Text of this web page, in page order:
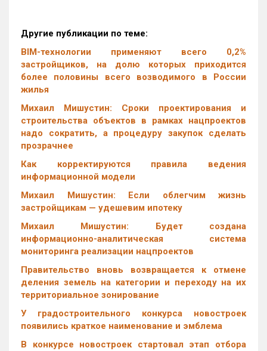
Другие публикации по теме:
BIM-технологии применяют всего 0,2%
застройщиков, на долю которых приходится
более половины всего возводимого в России
жилья
Михаил Мишустин: Сроки проектирования и
строительства объектов в рамках нацпроектов
надо сократить, а процедуру закупок сделать
прозрачнее
Как корректируются правила ведения
информационной модели
Михаил Мишустин: Если облегчим жизнь
застройщикам — удешевим ипотеку
Михаил Мишустин: Будет создана
информационно-аналитическая система
мониторинга реализации нацпроектов
Правительство вновь возвращается к отмене
деления земель на категории и переходу на их
территориальное зонирование
У градостроительного конкурса новостроек
появились краткое наименование и эмблема
В конкурсе новостроек стартовал этап отбора